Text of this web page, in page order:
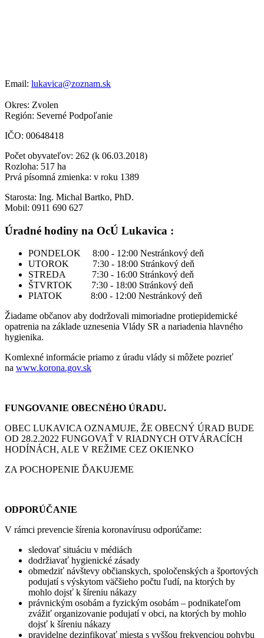
Email: lukavica@zoznam.sk
Okres: Zvolen
Región: Severné Podpoľanie
IČO: 00648418
Počet obyvateľov: 262 (k 06.03.2018)
Rozloha: 517 ha
Prvá písomná zmienka: v roku 1389
Starosta: Ing. Michal Bartko, PhD.
Mobil: 0911 690 627
Úradné hodiny na OcÚ Lukavica :
PONDELOK 8:00 - 12:00 Nestránkový deň
UTOROK 7:30 - 18:00 Stránkový deň
STREDA 7:30 - 16:00 Stránkový deň
ŠTVRTOK 7:30 - 18:00 Stránkový deň
PIATOK 8:00 - 12:00 Nestránkový deň
Žiadame občanov aby dodržovali mimoriadne protiepidemické
opatrenia na základe uznesenia Vlády SR a nariadenia hlavného
hygienika.
Komlexné informácie priamo z úradu vlády si môžete pozrieť
na www.korona.gov.sk
FUNGOVANIE OBECNÉHO ÚRADU.
OBEC LUKAVICA OZNAMUJE, ŽE OBECNÝ ÚRAD BUDE
OD 28.2.2022 FUNGOVAŤ V RIADNYCH OTVÁRACÍCH
HODÍNÁCH, ALE V REŽIME CEZ OKIENKO
ZA POCHOPENIE ĎAKUJEME
ODPORÚČANIE
V rámci prevencie šírenia koronavírusu odporúčame:
sledovať situáciu v médiách
dodržiavať hygienické zásady
obmedziť návštevy občianskych, spoločenských a športových
podujatí s výskytom väčšieho počtu ľudí, na ktorých by
mohlo dojsť k šíreniu nákazy
právnickým osobám a fyzickým osobám – podnikateľom
zvážiť organizovanie podujatí v obci, na ktorých by mohlo
dojsť k šíreniu nákazy
pravidelne dezinfikovať miesta s vyššou frekvenciou pohybu